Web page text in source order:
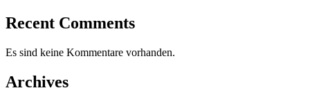
Recent Comments
Es sind keine Kommentare vorhanden.
Archives